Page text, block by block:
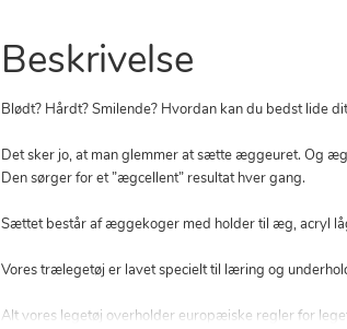
Beskrivelse
Blødt? Hårdt? Smilende? Hvordan kan du bedst lide
Det sker jo, at man glemmer at sætte æggeuret. Og
Den sørger for et ”ægcellent” resultat hver gang.
Sættet består af æggekoger med holder til æg, acryl
Vores trælegetøj er lavet specielt til læring og
Alt vores legetøj overholder europæiske regler for